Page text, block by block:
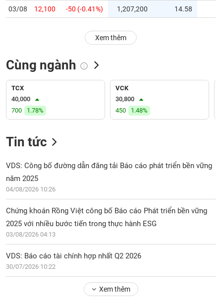
Hủy
dõi
biệt
Không
được
Cổ
phiếu
chi
tiết
Giao
dịch
03/08 12,100 -50 (-0.41%) 1,207,200 14.58
Xem thêm
Cùng ngành
TCX
40,000
700
1.78%
VCK
30,800
450
1.48%
Tin tức
VDS: Công bố đường dẫn đăng tải Báo cáo phát triển bền vững
năm 2025
04/08/2026 10:26
Chứng khoán Rồng Việt công bố Báo cáo Phát triển bền vững
2025 với nhiều bước tiến trong thực hành ESG
03/08/2026 04:13
VDS: Báo cáo tài chính hợp nhất Q2 2026
30/07/2026 10:22
Xem thêm
TRÁI
PHIẾU
CÔNG
ĐẦU
TƯ
DỮ
LIỆU
TIN
MỚI
Ngành
(-)
VS-
SECTOR